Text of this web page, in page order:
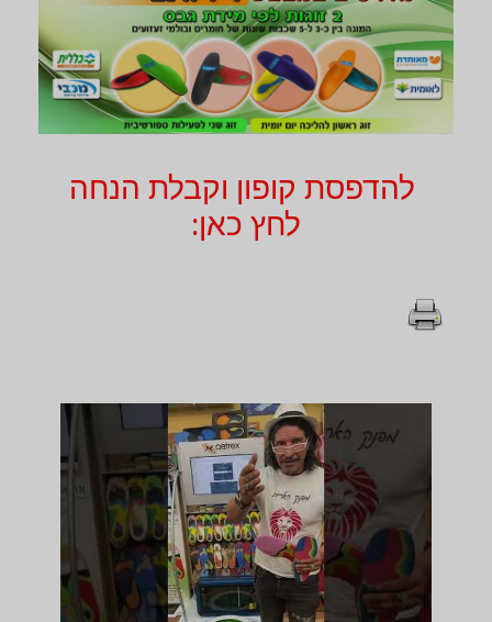
להדפסת קופון וקבלת הנחה
לחץ כאן: